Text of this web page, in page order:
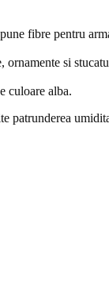
fibre pentru
si
culoare alba.
patrunderea